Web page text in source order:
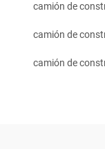
camión de
camión de
camión de